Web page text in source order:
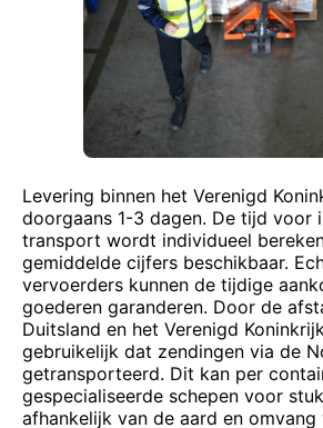
Levering binnen het Verenigd
doorgaans 1-3 dagen. De tijd voor
transport wordt individueel
gemiddelde cijfers beschikbaar.
vervoerders kunnen de tijdige
goederen garanderen. Door de
Duitsland en het Verenigd
gebruikelijk dat zendingen via de
getransporteerd. Dit kan per
gespecialiseerde schepen voor
afhankelijk van de aard en omvang